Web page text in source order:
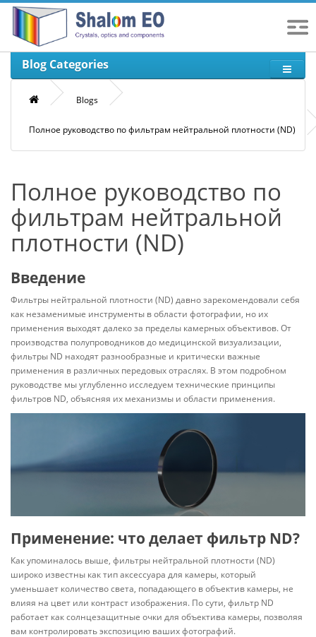
Blog Categories
Blogs
Полное руководство по фильтрам нейтральной плотности (ND)
Полное руководство по
фильтрам нейтральной
плотности (ND)
Введение
Фильтры нейтральной плотности (ND) давно зарекомендовали себя
как незаменимые инструменты в области фотографии, но их
применения выходят далеко за пределы камерных объективов. От
производства полупроводников до медицинской визуализации,
фильтры ND находят разнообразные и критически важные
применения в различных передовых отраслях. В этом подробном
руководстве мы углубленно исследуем технические принципы
фильтров ND, объясняя их механизмы и области применения.
Применение: что делает фильтр ND?
Как упоминалось выше, фильтры нейтральной плотности (ND)
широко известны как тип аксессуара для камеры, который
уменьшает количество света, попадающего в объектив камеры, не
влияя на цвет или контраст изображения. По сути, фильтр ND
работает как солнцезащитные очки для объектива камеры, позволяя
вам контролировать экспозицию ваших фотографий.